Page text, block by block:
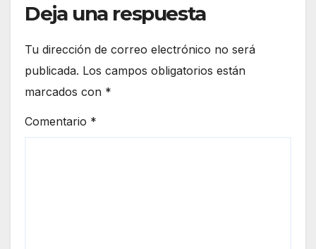
Deja una respuesta
Tu dirección de correo electrónico no será
publicada. Los campos obligatorios están
marcados con *
Comentario *